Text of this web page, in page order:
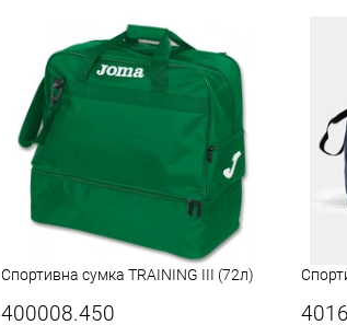
Спортивна сумка TRAINING III (72л)
400008.450